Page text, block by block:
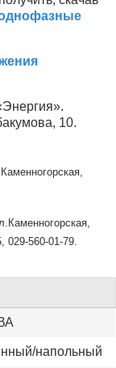
10.
029-560-01-79.
напольный